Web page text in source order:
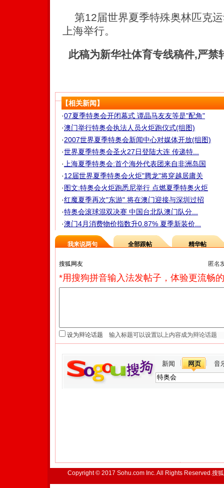
第12届世界夏季特殊奥林匹克
上海举行。
此稿为新华社体育专线稿件,严禁
【相关新闻】
·07夏季特奥会开闭幕式 谭晶马友友等是"配角"
·澳门举行特奥会执法人员火炬跑仪式(组图)
·2007世界夏季特奥会新闻中心对媒体开放(组图)
·世界夏季特奥会圣火27日登陆大连 传递特...
· 上海夏季特奥会:首个海外代表团来自非洲岛国
·12届世界夏季特奥会火炬"腾龙"将穿越居庸关
·图文:特奥会火炬跑悉尼举行 点燃夏季特奥火炬
·红魔夏季再次"东游" 将在澳门迎接与深圳过招
·特奥会滚球混双决赛 中国台北队澳门队分...
·澳门4月消费物价指数升0.87% 夏季新装价...
我来说两句 全部跟帖 精华帖
匿名
*用搜狗拼音输入法发帖子，体验更流畅
设为辩论话题
新闻 网页 音
Copyright © 2017 Sohu.com Inc. All Rights Reserved.搜